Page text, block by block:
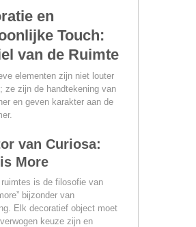
en
Touch:
van de Ruimte
elementen zijn niet louter
ze zijn de handtekening van
en geven karakter aan de
van Curiosa:
More
ruimtes is de filosofie van
bijzonder van
Elk decoratief object moet
keuze zijn en